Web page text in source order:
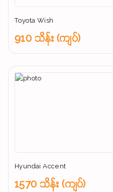
Toyota Wish
910 သိန်း (ကျပ်)
Hyundai Accent
1570 သိန်း (ကျပ်)